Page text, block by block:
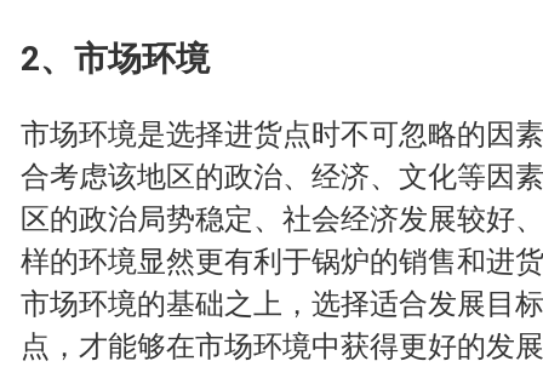
2、市场环境
市场环境是选择进货点时不可忽略的因
合考虑该地区的政治、经济、文化等因
区的政治局势稳定、社会经济发展较好
样的环境显然更有利于锅炉的销售和进
市场环境的基础之上，选择适合发展目
点，才能够在市场环境中获得更好的发